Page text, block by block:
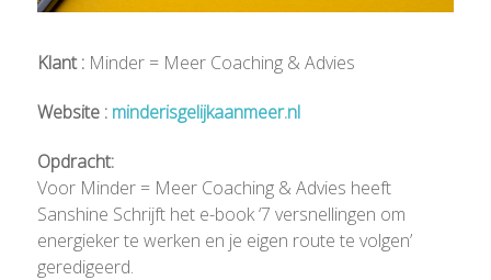
Klant : Minder = Meer Coaching & Advies
Website : minderisgelijkaanmeer.nl
Opdracht:
Voor Minder = Meer Coaching & Advies heeft
Sanshine Schrijft het e-book ‘7 versnellingen om
energieker te werken en je eigen route te volgen’
geredigeerd.